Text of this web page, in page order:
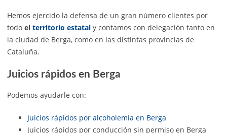
Hemos ejercido la defensa de un gran número clientes por
todo el territorio estatal y contamos con delegación tanto en
la ciudad de Berga, como en las distintas provincias de
Cataluña.
Juicios rápidos en Berga
Podemos ayudarle con:
Juicios rápidos por alcoholemia en Berga
Juicios rápidos por conducción sin permiso en Berga